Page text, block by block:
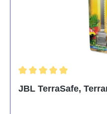
JBL TerraSafe,